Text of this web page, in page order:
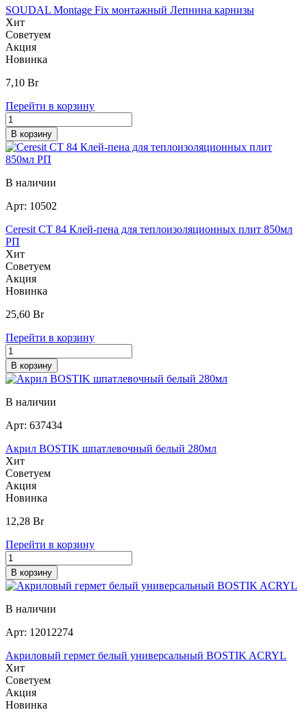
SOUDAL Montage Fix монтажный Лепнина карнизы
Хит
Советуем
Акция
Новинка
7,10 Br
Перейти в корзину
В корзину
В наличии
Арт: 10502
Ceresit CT 84 Клей-пена для теплоизоляционных плит 850мл
РП
Хит
Советуем
Акция
Новинка
25,60 Br
Перейти в корзину
В корзину
В наличии
Арт: 637434
Акрил BOSTIK шпатлевочный белый 280мл
Хит
Советуем
Акция
Новинка
12,28 Br
Перейти в корзину
В корзину
В наличии
Арт: 12012274
Акриловый гермет белый универсальный BOSTIK ACRYL
Хит
Советуем
Акция
Новинка